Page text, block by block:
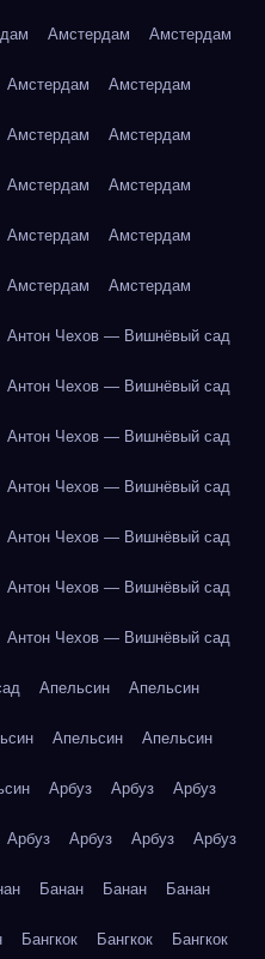
Амстердам Амстердам
Амстердам Амстердам
Амстердам Амстердам
Амстердам Амстердам
Амстердам Амстердам
Амстердам Амстердам
Антон Чехов — Вишнёвый сад
Антон Чехов — Вишнёвый сад
Антон Чехов — Вишнёвый сад
Антон Чехов — Вишнёвый сад
Антон Чехов — Вишнёвый сад
Антон Чехов — Вишнёвый сад
Антон Чехов — Вишнёвый сад
Апельсин Апельсин
Апельсин Апельсин
Арбуз Арбуз Арбуз
Арбуз Арбуз Арбуз Арбуз
Банан Банан Банан
Бангкок Бангкок Бангкок